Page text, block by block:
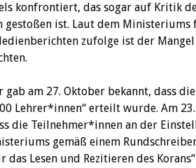
konfrontiert, das sogar auf Kritik
ist. Laut dem Ministeriums
zufolge ist der
am 27. Oktober bekannt, dass
Lehrer*innen“ erteilt wurde. Am
die Teilnehmer*innen an der
gemäß einem
Lesen und Rezitieren des